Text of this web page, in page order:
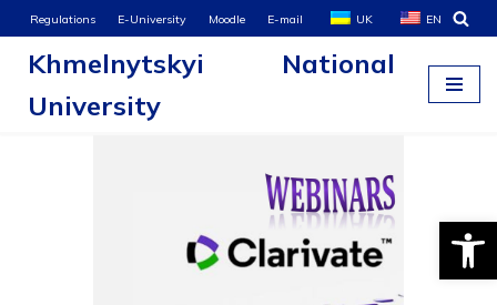
Skip
content
Regulations E-University Moodle E-mail UK EN
Khmelnytskyi National
University